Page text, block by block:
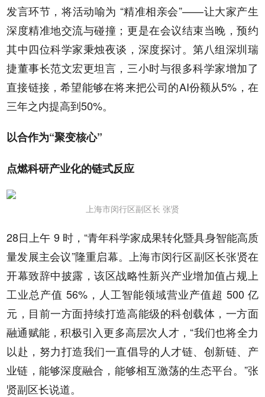
发言环节，将活动喻为 “精准相亲会”——让大家产生
深度精准地交流与碰撞；更是在会议结束当晚，预约
其中四位科学家秉烛夜谈，深度探讨。第八组深圳瑞
捷董事长范文宏更坦言，三小时与很多科学家增加了
直接链接，希望能够在将来把公司的AI份额从5%，在
三年之内提高到50%。
以合作为“聚变核心”
点燃科研产业化的链式反应
上海市闵行区副区长 张贤
28日上午 9 时，“青年科学家成果转化暨具身智能高质
量发展主会议”隆重启幕。上海市闵行区副区长张贤在
开幕致辞中披露，该区战略性新兴产业增加值占规上
工业总产值 56%，人工智能领域营业产值超 500 亿
元，目前一方面持续打造高能级的科创载体，一方面
融通赋能，积极引入更多高层次人才，“我们也将全力
以赴，努力打造我们一直倡导的人才链、创新链、产
业链，能够深度融合，能够相互激荡的生态平台。”张
贤副区长说道。